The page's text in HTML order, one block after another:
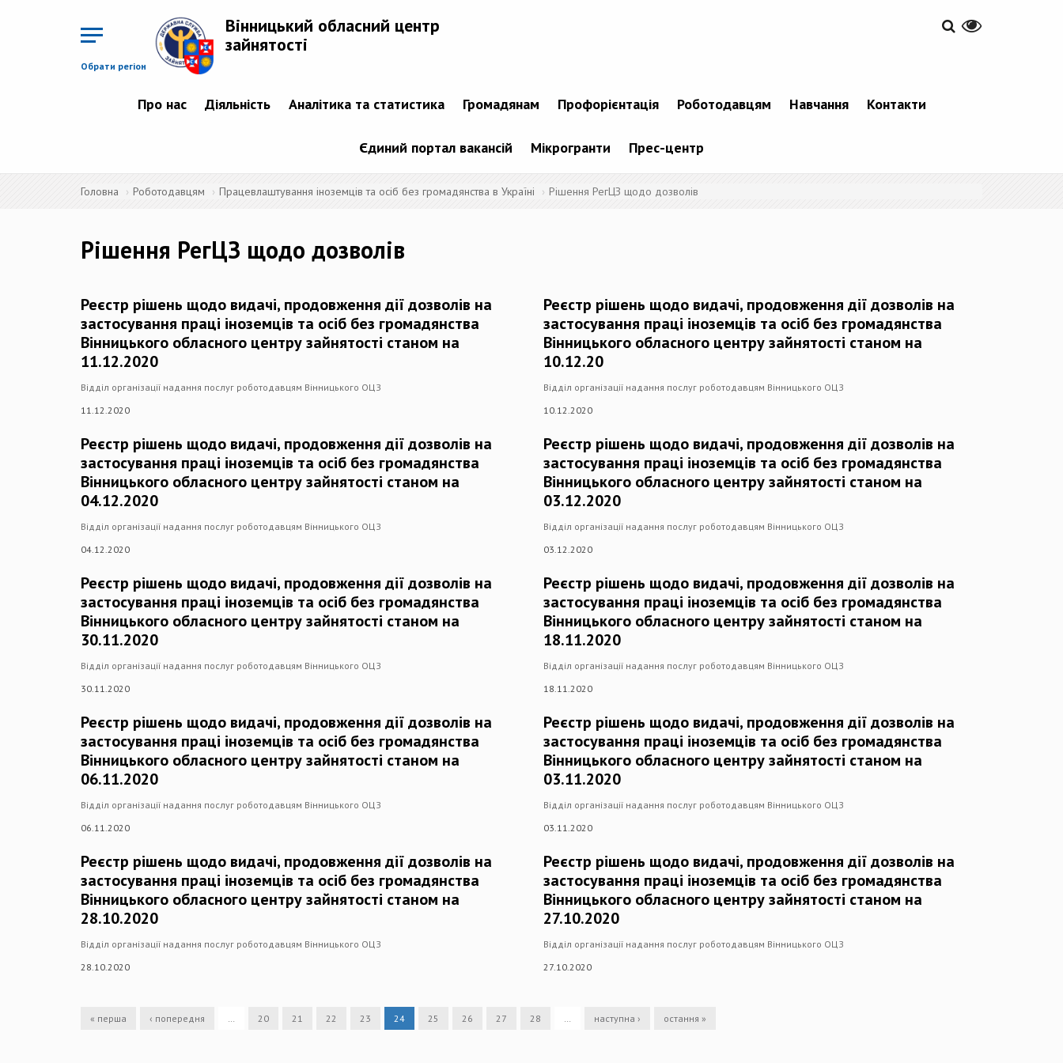
Обрати регіон
Вінницький обласний центр
зайнятості
Про нас Діяльність Аналітика та статистика Громадянам Профорієнтація Роботодавцям Навчання Контакти
Єдиний портал вакансій Мікрогранти Прес-центр
Головна Роботодавцям Працевлаштування іноземців та осіб без громадянства в Україні Рішення РегЦЗ щодо дозволів
Рішення РегЦЗ щодо дозволів
Реєстр рішень щодо видачі, продовження дії дозволів на
застосування праці іноземців та осіб без громадянства
Вінницького обласного центру зайнятості станом на
11.12.2020
Відділ організації надання послуг роботодавцям Вінницького ОЦЗ
11.12.2020
Реєстр рішень щодо видачі, продовження дії дозволів на
застосування праці іноземців та осіб без громадянства
Вінницького обласного центру зайнятості станом на
04.12.2020
Відділ організації надання послуг роботодавцям Вінницького ОЦЗ
04.12.2020
Реєстр рішень щодо видачі, продовження дії дозволів на
застосування праці іноземців та осіб без громадянства
Вінницького обласного центру зайнятості станом на
30.11.2020
Відділ організації надання послуг роботодавцям Вінницького ОЦЗ
30.11.2020
Реєстр рішень щодо видачі, продовження дії дозволів на
застосування праці іноземців та осіб без громадянства
Вінницького обласного центру зайнятості станом на
06.11.2020
Відділ організації надання послуг роботодавцям Вінницького ОЦЗ
06.11.2020
Реєстр рішень щодо видачі, продовження дії дозволів на
застосування праці іноземців та осіб без громадянства
Вінницького обласного центру зайнятості станом на
28.10.2020
Відділ організації надання послуг роботодавцям Вінницького ОЦЗ
28.10.2020
Реєстр рішень щодо видачі, продовження дії дозволів на
застосування праці іноземців та осіб без громадянства
Вінницького обласного центру зайнятості станом на
10.12.20
Відділ організації надання послуг роботодавцям Вінницького ОЦЗ
10.12.2020
Реєстр рішень щодо видачі, продовження дії дозволів на
застосування праці іноземців та осіб без громадянства
Вінницького обласного центру зайнятості станом на
03.12.2020
Відділ організації надання послуг роботодавцям Вінницького ОЦЗ
03.12.2020
Реєстр рішень щодо видачі, продовження дії дозволів на
застосування праці іноземців та осіб без громадянства
Вінницького обласного центру зайнятості станом на
18.11.2020
Відділ організації надання послуг роботодавцям Вінницького ОЦЗ
18.11.2020
Реєстр рішень щодо видачі, продовження дії дозволів на
застосування праці іноземців та осіб без громадянства
Вінницького обласного центру зайнятості станом на
03.11.2020
Відділ організації надання послуг роботодавцям Вінницького ОЦЗ
03.11.2020
Реєстр рішень щодо видачі, продовження дії дозволів на
застосування праці іноземців та осіб без громадянства
Вінницького обласного центру зайнятості станом на
27.10.2020
Відділ організації надання послуг роботодавцям Вінницького ОЦЗ
27.10.2020
« перша ‹ попередня … 20 21 22 23 24 25 26 27 28 … наступна › остання »